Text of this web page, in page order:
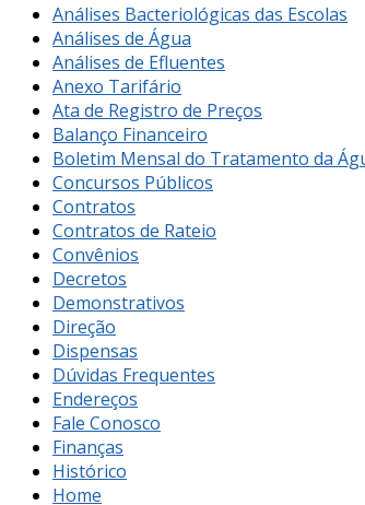
Análises Bacteriológicas das Escolas
Análises de Água
Análises de Efluentes
Anexo Tarifário
Ata de Registro de Preços
Balanço Financeiro
Boletim Mensal do Tratamento da
Concursos Públicos
Contratos
Contratos de Rateio
Convênios
Decretos
Demonstrativos
Direção
Dispensas
Dúvidas Frequentes
Endereços
Fale Conosco
Finanças
Histórico
Home